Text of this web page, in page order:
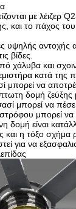
με λέιζερ
και το πάχος
υψηλής
βίδες.
χάλυβα και
κατά της
μπορεί να
δομή
μπορεί να
μπορεί να
δομή είναι
και η τόξο σχήμα
για να